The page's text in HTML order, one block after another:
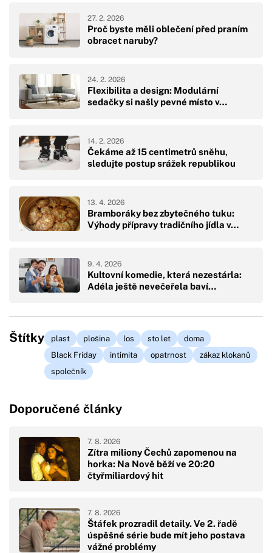
Proč byste měli oblečení před praním
obracet naruby?
27. 2. 2026
Flexibilita a design: Modulární
sedačky si našly pevné místo v…
24. 2. 2026
Čekáme až 15 centimetrů sněhu,
sledujte postup srážek republikou
14. 2. 2026
Bramboráky bez zbytečného tuku:
Výhody přípravy tradičního jídla v…
13. 4. 2026
Kultovní komedie, která nezestárla:
Adéla ještě nevečeřela baví…
9. 4. 2026
Štítky plast plošina los sto let
doma
Black Friday
intimita opatrnost
zákaz klokanů
společník
Doporučené články
Zítra miliony Čechů zapomenou na
horka: Na Nově běží ve 20:20
čtyřmiliardový hit
7. 8. 2026
Štáfek prozradil detaily. Ve 2. řadě
úspěšné série bude mít jeho postava
vážné problémy
7. 8. 2026